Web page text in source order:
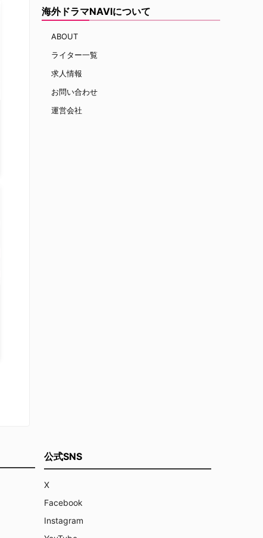
海外ドラマNAVIについて
ABOUT
ライター一覧
求人情報
お問い合わせ
運営会社
公式SNS
X
Facebook
Instagram